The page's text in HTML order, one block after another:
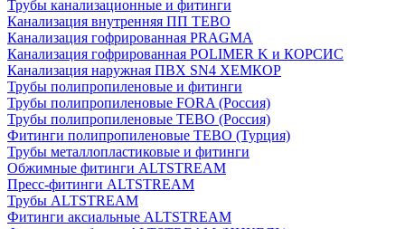
Трубы канализационные и фитинги
Канализация внутренняя ПП TEBO
Канализация гофрированная PRAGMA
Канализация гофрированная POLIMER K и КОРСИС
Канализация наружная ПВХ SN4 ХЕМКОР
Трубы полипропиленовые и фитинги
Трубы полипропиленовые FORA (Россия)
Трубы полипропиленовые TEBO (Россия)
Фитинги полипропиленовые TEBO (Турция)
Трубы металлопластиковые и фитинги
Обжимные фитинги ALTSTREAM
Пресс-фитинги ALTSTREAM
Трубы ALTSTREAM
Фитинги аксиальные ALTSTREAM